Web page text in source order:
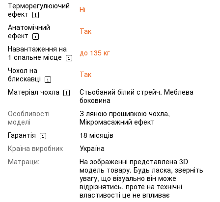
Терморегулюючий
ефект
Ні
Анатомічний
ефект
Так
Навантаження на
1 спальне місце
до 135 кг
Чохол на
блискавці
Так
Матеріал чохла
Стьобаний білий стрейч. Меблева
боковина
Особливості
моделі
З ляною прошивкою чохла,
Мікромасажний ефект
Гарантія
18 місяців
Країна виробник
Україна
Матраци:
На зображенні представлена 3D
модель товару. Будь ласка, зверніть
увагу, що візуально він може
відрізнятись, проте на технічні
властивості це не впливає